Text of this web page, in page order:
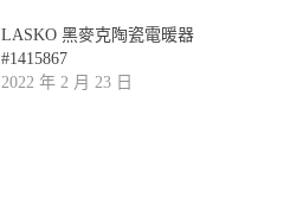
LASKO 黑麥克陶瓷電暖器
#1415867
2022 年 2 月 23 日